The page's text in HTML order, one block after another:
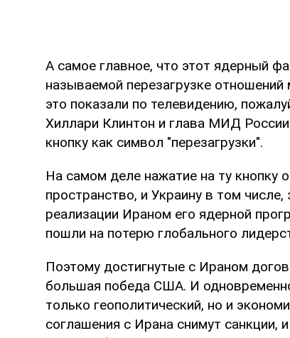
А самое главное, что этот ядерный
называемой перезагрузке
это показали по телевидению,
Хиллари Клинтон и глава МИД
кнопку как символ "перезагрузки".
На самом деле нажатие на ту кнопку
пространство, и Украину в том
реализации Ираном его ядерной
пошли на потерю глобального
Поэтому достигнутые с Ираном
большая победа США. И
только геополитический, но и
соглашения с Ирана снимут санкции,